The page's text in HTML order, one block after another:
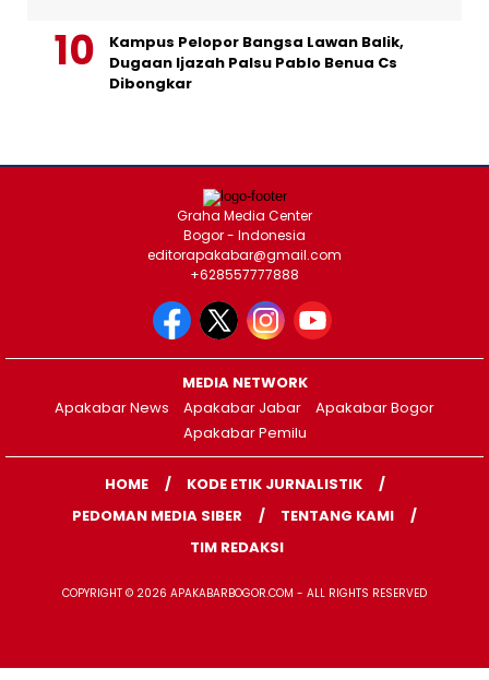
Kampus Pelopor Bangsa Lawan Balik,
Dugaan Ijazah Palsu Pablo Benua Cs
Dibongkar
Graha Media Center
Bogor - Indonesia
editorapakabar@gmail.com
+628557777888
MEDIA NETWORK
Apakabar News
Apakabar Jabar
Apakabar Bogor
Apakabar Pemilu
HOME
KODE ETIK JURNALISTIK
PEDOMAN MEDIA SIBER
TENTANG KAMI
TIM REDAKSI
COPYRIGHT © 2026 APAKABARBOGOR.COM - ALL RIGHTS RESERVED